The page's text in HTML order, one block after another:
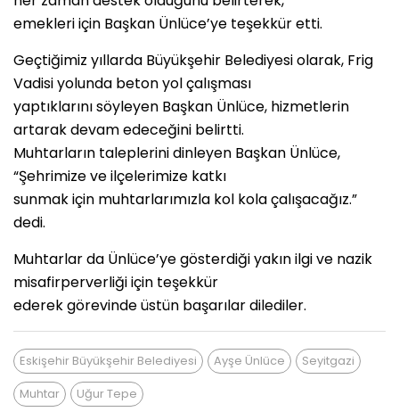
emekleri için Başkan Ünlüce’ye teşekkür etti.
Geçtiğimiz yıllarda Büyükşehir Belediyesi olarak, Frig
Vadisi yolunda beton yol çalışması
yaptıklarını söyleyen Başkan Ünlüce, hizmetlerin
artarak devam edeceğini belirtti.
Muhtarların taleplerini dinleyen Başkan Ünlüce,
“Şehrimize ve ilçelerimize katkı
sunmak için muhtarlarımızla kol kola çalışacağız.”
dedi.
Muhtarlar da Ünlüce’ye gösterdiği yakın ilgi ve nazik
misafirperverliği için teşekkür
ederek görevinde üstün başarılar dilediler.
Eskişehir Büyükşehir Belediyesi Ayşe Ünlüce
Seyitgazi
Muhtar
Uğur Tepe